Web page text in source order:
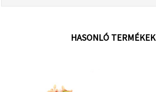
HASONLÓ TERMÉKEK